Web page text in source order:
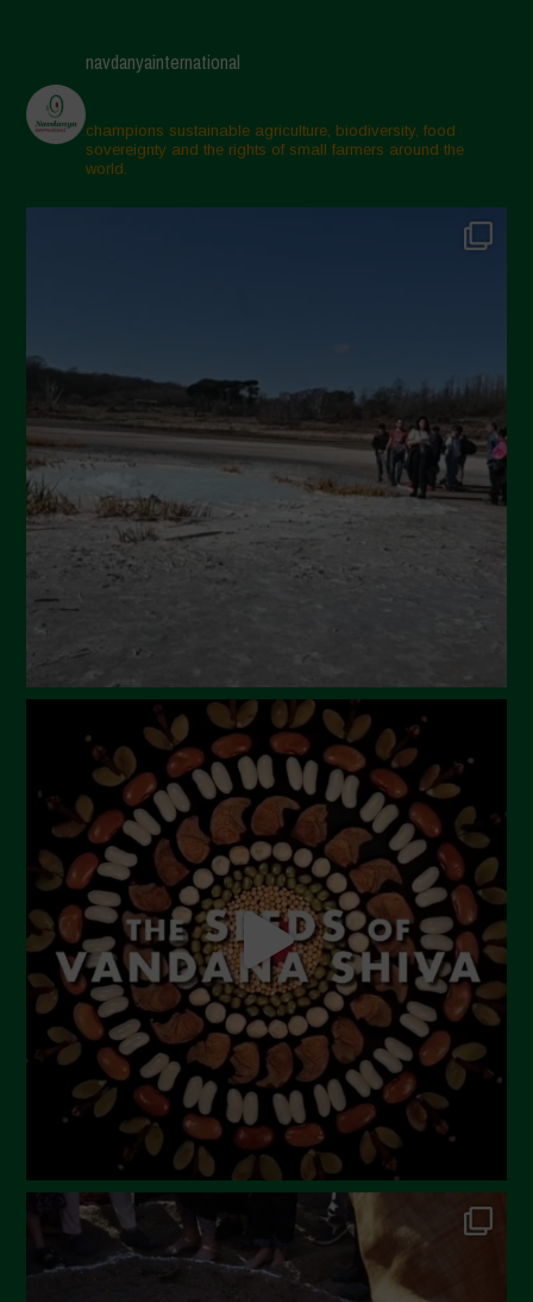
Aprile 2025
Marzo 2025
Febbraio 2025
Gennaio 2025
Settembre 2024
Luglio 2024
Maggio 2024
Aprile 2024
Marzo 2024
Febbraio 2024
Ottobre 2023
Settembre 2023
Agosto 2023
Luglio 2023
Giugno 2023
Maggio 2023
Aprile 2023
Marzo 2023
Febbraio 2023
Dicembre 2022
Novembre 2022
Ottobre 2022
Settembre 2022
navdanyainternational
champions sustainable agriculture, biodiversity, food
sovereignty and the rights of small farmers around the
world.